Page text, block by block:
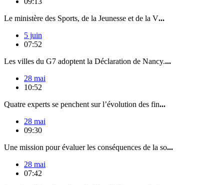
Le ministère des Sports, de la Jeunesse et de la V...
5 juin
07:52
Les villes du G7 adoptent la Déclaration de Nancy....
28 mai
10:52
Quatre experts se penchent sur l’évolution des fin...
28 mai
09:30
Une mission pour évaluer les conséquences de la so...
28 mai
07:42